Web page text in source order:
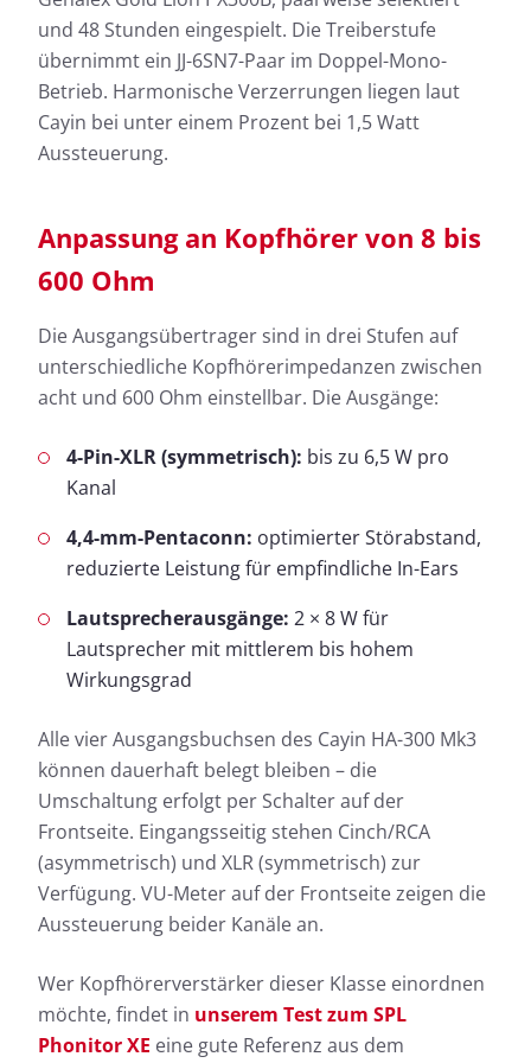
und 48 Stunden eingespielt. Die Treiberstufe
übernimmt ein JJ-6SN7-Paar im Doppel-Mono-
Betrieb. Harmonische Verzerrungen liegen laut
Cayin bei unter einem Prozent bei 1,5 Watt
Aussteuerung.
Anpassung an Kopfhörer von 8 bis
600 Ohm
Die Ausgangsübertrager sind in drei Stufen auf
unterschiedliche Kopfhörerimpedanzen zwischen
acht und 600 Ohm einstellbar. Die Ausgänge:
4-Pin-XLR (symmetrisch): bis zu 6,5 W pro
Kanal
4,4-mm-Pentaconn: optimierter Störabstand,
reduzierte Leistung für empfindliche In-Ears
Lautsprecherausgänge: 2 × 8 W für
Lautsprecher mit mittlerem bis hohem
Wirkungsgrad
Alle vier Ausgangsbuchsen des Cayin HA-300 Mk3
können dauerhaft belegt bleiben – die
Umschaltung erfolgt per Schalter auf der
Frontseite. Eingangsseitig stehen Cinch/RCA
(asymmetrisch) und XLR (symmetrisch) zur
Verfügung. VU-Meter auf der Frontseite zeigen die
Aussteuerung beider Kanäle an.
Wer Kopfhörerverstärker dieser Klasse einordnen
möchte, findet in unserem Test zum SPL
Phonitor XE eine gute Referenz aus dem